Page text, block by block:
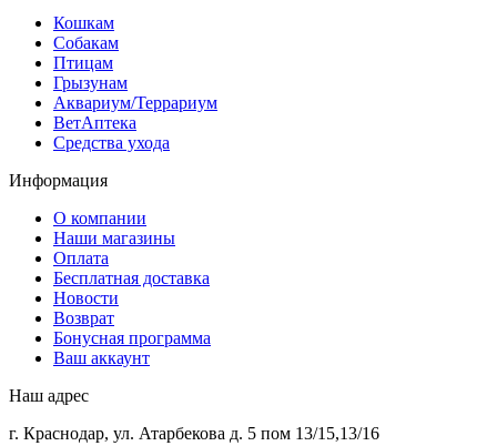
Кошкам
Собакам
Птицам
Грызунам
Аквариум/Террариум
ВетАптека
Средства ухода
Информация
О компании
Наши магазины
Оплата
Бесплатная доставка
Новости
Возврат
Бонусная программа
Ваш аккаунт
Наш адрес
г. Краснодар, ул. Атарбекова д. 5 пом 13/15,13/16